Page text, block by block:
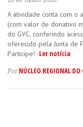
A atividade conta com o
(com valor de donativo
do GVC, conferindo
oferecido pela Junta de
Participe! Ler notícia
PorNÚCLEO REGIONAL DO